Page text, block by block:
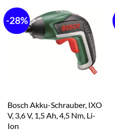
-28%
Bosch Akku-Schrauber, IXO
V, 3,6 V, 1,5 Ah, 4,5 Nm, Li-
Ion